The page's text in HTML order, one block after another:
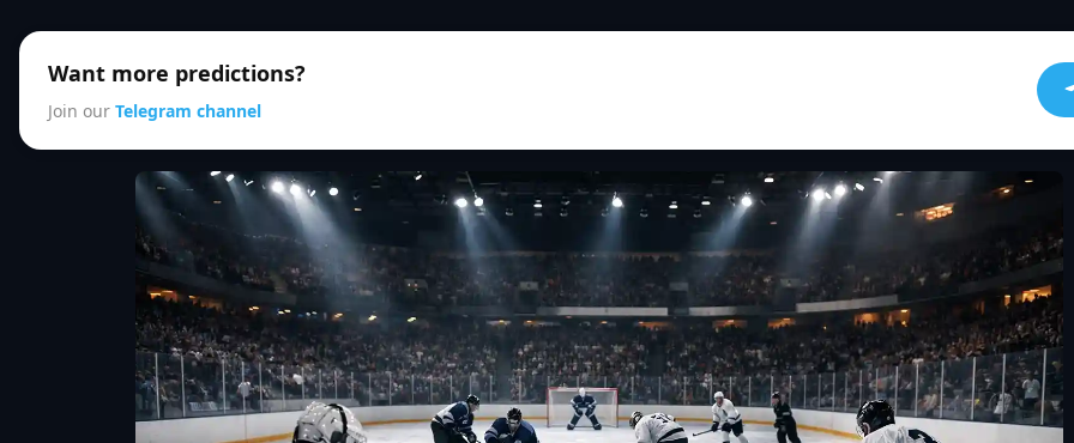
Want more predictions?
Join our Telegram channel